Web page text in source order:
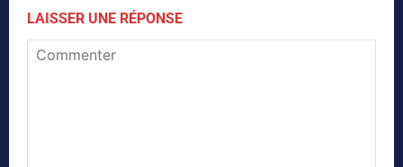
LAISSER UNE RÉPONSE